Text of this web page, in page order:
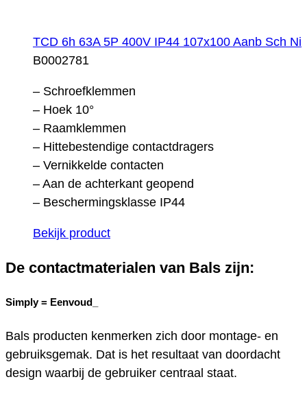
TCD 6h 63A 5P 400V IP44 107x100 Aanb Sch Ni
B0002781
– Schroefklemmen
– Hoek 10°
– Raamklemmen
– Hittebestendige contactdragers
– Vernikkelde contacten
– Aan de achterkant geopend
– Beschermingsklasse IP44
Bekijk product
De contactmaterialen van Bals zijn:
Simply = Eenvoud_
Bals producten kenmerken zich door montage- en
gebruiksgemak. Dat is het resultaat van doordacht
design waarbij de gebruiker centraal staat.